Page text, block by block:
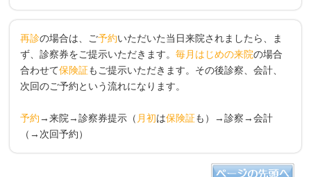
再診の場合は、ご予約いただいた当日来院されましたら、ま
ず、診察券をご提示いただきます。 毎月はじめの来院の場合
合わせて保険証もご提示いただきます。その後診察、会計、
次回のご予約という流れになります。
予約→来院→診察券提示（ 月初は保険証も）→診察→会計
（→次回予約）